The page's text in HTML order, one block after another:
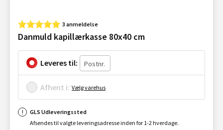
3 anmeldelse
Danmuld kapillærkasse 80x40 cm
Leveres til:
Afhent i: Vælg varehus
GLS Udleveringssted
Afsendes til valgte leveringsadresse inden for 1-2 hverdage.